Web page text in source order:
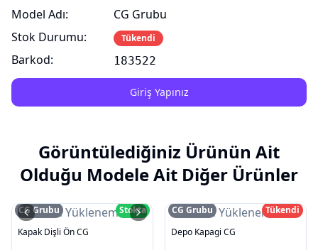
Model Adı:
Stok Durumu:
Barkod:
CG Grubu
Tükendi
183522
Giriş Yapınız
Görüntülediğiniz Ürünün Ait
Olduğu Modele Ait Diğer Ürünler
Resim Yüklenemedi
CG Grubu
Stokta
Kapak Dişli Ön CG
Resim Yüklenemedi
CG Grubu
Tükendi
Depo Kapagi CG